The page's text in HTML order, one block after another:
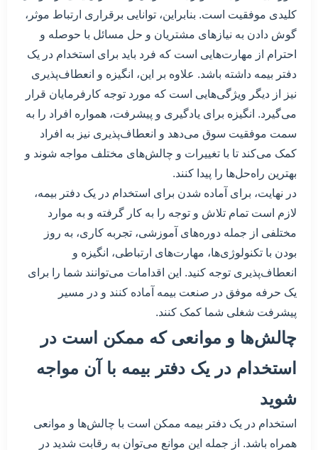
کلیدی موفقیت است. بنابراین، توانایی برقراری ارتباط موثر،
گوش دادن به نیازهای مشتریان و حل مسائل با حوصله و
احترام از مهارت‌هایی است که فرد باید برای استخدام در یک
دفتر بیمه داشته باشد. علاوه بر این، انگیزه و انعطاف‌پذیری
نیز از دیگر ویژگی‌هایی است که مورد توجه کارفرمایان قرار
می‌گیرد. انگیزه برای یادگیری و پیشرفت، همواره افراد را به
سمت موفقیت سوق می‌دهد و انعطاف‌پذیری نیز به افراد
کمک می‌کند تا با تغییرات و چالش‌های مختلف مواجه شوند و
بهترین راه‌حل‌ها را پیدا کنند.
در نهایت، برای آماده شدن برای استخدام در یک دفتر بیمه،
لازم است تمام تلاش و توجه را به کار گرفته و به موارد
مختلفی از جمله دوره‌های آموزشی، تجربه کاری، به روز
بودن با تکنولوژی‌ها، مهارت‌های ارتباطی، انگیزه و
انعطاف‌پذیری توجه کنید. این اقدامات می‌توانند شما را برای
یک حرفه موفق در صنعت بیمه آماده کنند و در مسیر
پیشرفت شغلی شما کمک کنند.
چالش‌ها و موانعی که ممکن است در
استخدام در یک دفتر بیمه با آن مواجه
شوید
استخدام در یک دفتر بیمه ممکن است با چالش‌ها و موانعی
همراه باشد. از جمله این موانع می‌توان به رقابت شدید در